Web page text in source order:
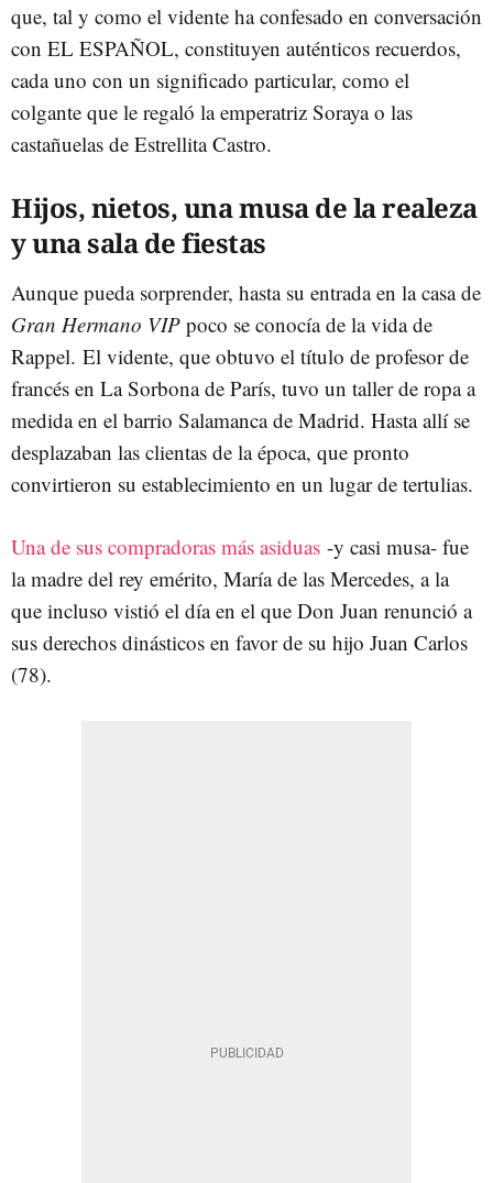
que, tal y como el vidente ha confesado en conversación
con EL ESPAÑOL, constituyen auténticos recuerdos,
cada uno con un significado particular, como el
colgante que le regaló la emperatriz Soraya o las
castañuelas de Estrellita Castro.
Hijos, nietos, una musa de la realeza
y una sala de fiestas
Aunque pueda sorprender, hasta su entrada en la casa de
Gran Hermano VIP poco se conocía de la vida de
Rappel. El vidente, que obtuvo el título de profesor de
francés en La Sorbona de París, tuvo un taller de ropa a
medida en el barrio Salamanca de Madrid. Hasta allí se
desplazaban las clientas de la época, que pronto
convirtieron su establecimiento en un lugar de tertulias.
Una de sus compradoras más asiduas -y casi musa- fue
la madre del rey emérito, María de las Mercedes, a la
que incluso vistió el día en el que Don Juan renunció a
sus derechos dinásticos en favor de su hijo Juan Carlos
(78).